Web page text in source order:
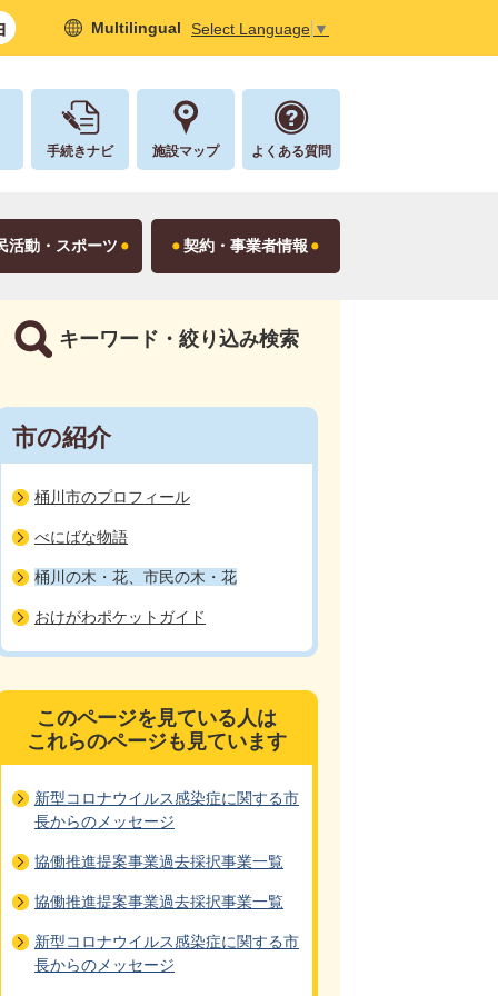
Multilingual Select Language ▼
手続きナビ 施設マップ よくある質問
活動・スポーツ 契約・事業者情報
キーワード・絞り込み検索
市の紹介
桶川市のプロフィール
べにばな物語
桶川の木・花、市民の木・花
おけがわポケットガイド
このページを見ている人は
これらのページも見ています
新型コロナウイルス感染症に関する市
長からのメッセージ
協働推進提案事業過去採択事業一覧
協働推進提案事業過去採択事業一覧
新型コロナウイルス感染症に関する市
長からのメッセージ